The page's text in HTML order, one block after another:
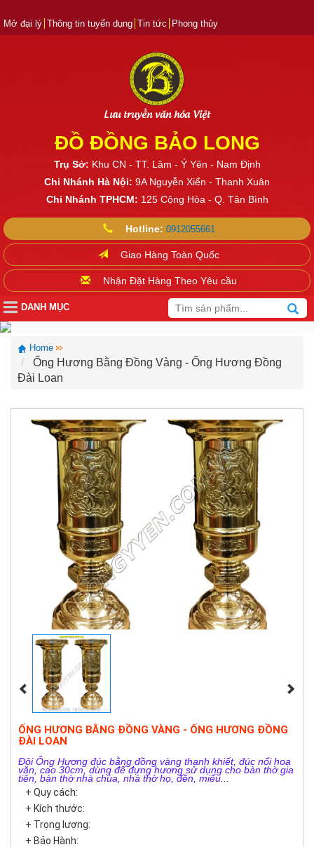
Mở đại lý Thông tin tuyển dụng Tin tức Phong thủy
Lưu truyền văn hóa Việt
ĐỒ ĐỒNG BẢO LONG
Trụ Sở: Khu CN - TT. Lâm - Ý Yên - Nam Định
Chi Nhánh Hà Nội: 9A Nguyễn Xiển - Thanh Xuân
Chi Nhánh TPHCM: 125 Cộng Hòa - Q. Tân Bình
Hotline: 0912055661
Giao Hàng Toàn Quốc
Nhận Đặt Hàng Theo Yêu cầu
DANH MỤC
Home
Ống Hương Bằng Đồng Vàng - Ống Hương Đồng
Đài Loan
ỐNG HƯƠNG BẰNG ĐỒNG VÀNG - ỐNG HƯƠNG ĐỒNG
ĐÀI LOAN
Đôi Ống Hương đúc bằng đồng vàng thanh khiết, đúc nổi hoa
văn, cao 30cm, dùng để đựng hương sử dụng cho bàn thờ gia
tiên, bàn thờ nhà chùa, nhà thờ họ, đền, miếu...
+ Quy cách:
+ Kích thước:
+ Trọng lượng:
+ Bảo Hành: